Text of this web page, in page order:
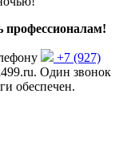
профессионалам!
+7 (927)
Один звонок
обеспечен.